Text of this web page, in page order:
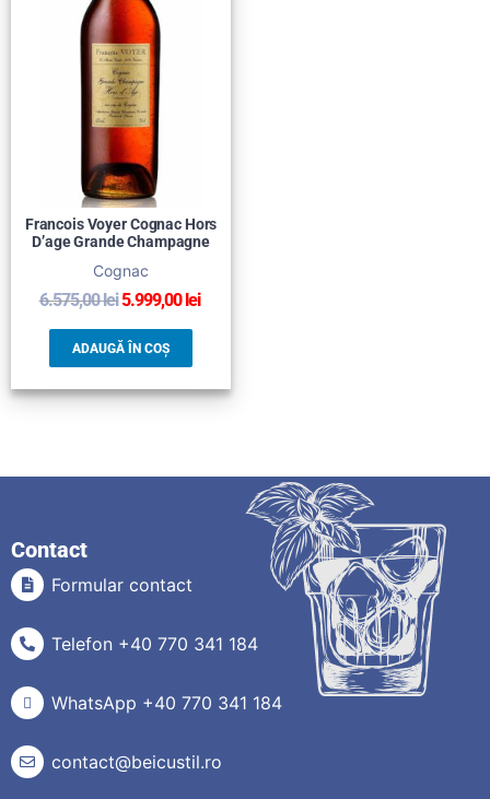
Francois Voyer Cognac Hors
D’age Grande Champagne
Cognac
6.575,00lei5.999,00lei
ADAUGĂ ÎN COȘ
Contact
Formular contact
Telefon +40 770 341 184
WhatsApp +40 770 341 184
contact@beicustil.ro